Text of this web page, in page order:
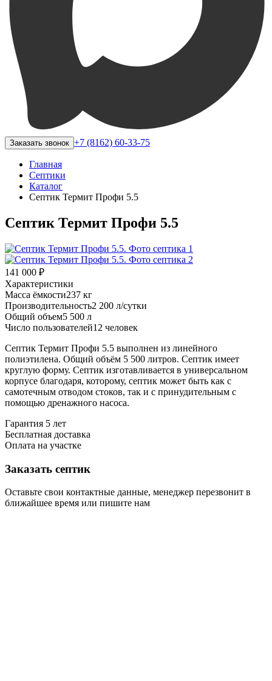
Заказать звонок +7 (8162) 60-33-75
Главная
Септики
Каталог
Септик Термит Профи 5.5
Септик Термит Профи 5.5
141 000 ₽
Характеристики
Масса ёмкости237 кг
Производительность2 200 л/сутки
Общий объем5 500 л
Число пользователей12 человек
Септик Термит Профи 5.5 выполнен из линейного
полиэтилена. Общий объём 5 500 литров. Септик имеет
круглую форму. Септик изготавливается в универсальном
корпусе благодаря, которому, септик может быть как с
самотечным отводом стоков, так и с принудительным с
помощью дренажного насоса.
Гарантия 5 лет
Бесплатная доставка
Оплата на участке
Заказать септик
Оставьте свои контактные данные, менеджер перезвонит в
ближайшее время или пишите нам